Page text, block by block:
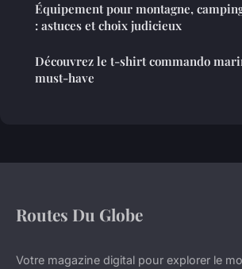
Équipement pour montagne,
: astuces et choix judicieux
Découvrez le t-shirt commando
must-have
Routes Du Globe
Votre magazine digital pour explorer le